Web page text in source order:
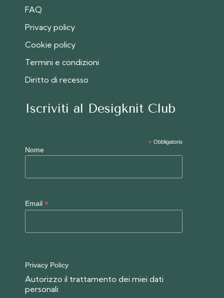
FAQ
Privacy policy
Cookie policy
Termini e condizioni
Diritto di recesso
Iscriviti al Desigknit Club
*Obbligatorio
Nome
Email*
Privacy Policy
Autorizzo il trattamento dei miei dati
personali: